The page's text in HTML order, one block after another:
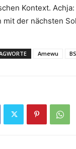
Kontext.
mit der nächsten
Amewu